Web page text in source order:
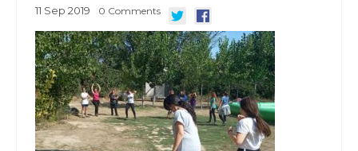
11 Sep 2019 0 Comments